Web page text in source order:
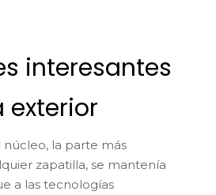
interesantes
exterior
núcleo, la parte más
zapatilla, se mantenía
a las tecnologías